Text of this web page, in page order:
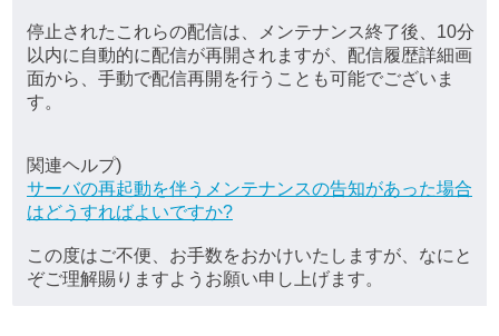
停止されたこれらの配信は、メンテナンス終了後、10分
以内に自動的に配信が再開されますが、配信履歴詳細画
面から、手動で配信再開を行うことも可能でございま
す。
関連ヘルプ)
サーバの再起動を伴うメンテナンスの告知があった場合
はどうすればよいですか?
この度はご不便、お手数をおかけいたしますが、なにと
ぞご理解賜りますようお願い申し上げます。